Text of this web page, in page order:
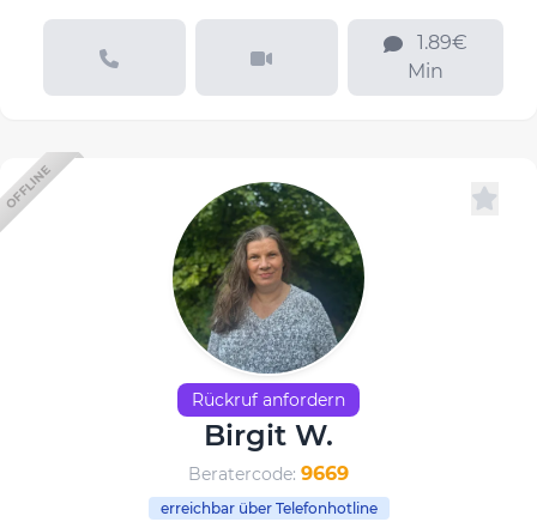
Min
OFFLINE
Rückruf anfordern
Birgit W.
Beratercode: 9669
erreichbar über Telefonhotline